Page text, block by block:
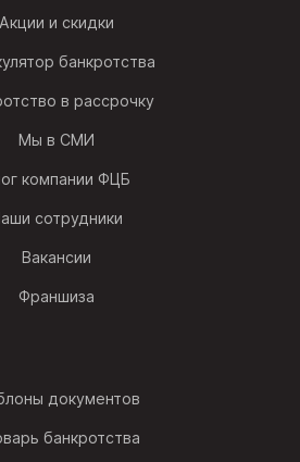
Акции и скидки
банкротства
в рассрочку
Мы в СМИ
компании ФЦБ
сотрудники
Вакансии
Франшиза
документов
банкротства